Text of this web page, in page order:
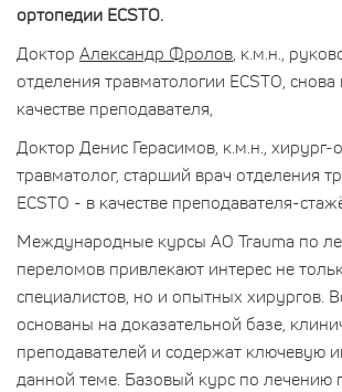
ортопедии ECSTO.
Доктор Александр Фролов, к.м.н.,
отделения травматологии ECSTO,
качестве преподавателя,
Доктор Денис Герасимов, к.м.н., хирург-
травматолог, старший врач отделения
ECSTO - в качестве преподавателя-
Международные курсы АО Trauma по
переломов привлекают интерес не
специалистов, но и опытных хирургов.
основаны на доказательной базе,
преподавателей и содержат ключевую
данной теме. Базовый курс по лечению